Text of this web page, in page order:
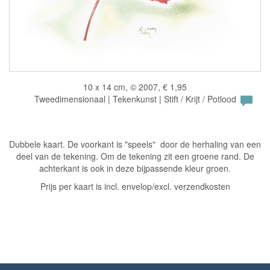
10 x 14 cm, © 2007, € 1,95
Tweedimensionaal | Tekenkunst | Stift / Krijt / Potlood
Dubbele kaart. De voorkant is "speels" door de herhaling van een
deel van de tekening. Om de tekening zit een groene rand. De
achterkant is ook in deze bijpassende kleur groen.
Prijs per kaart is incl. envelop/excl. verzendkosten